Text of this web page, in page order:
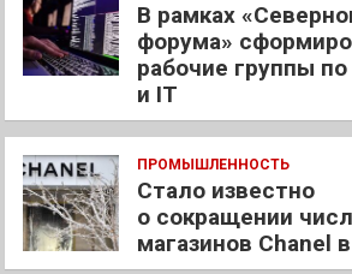
В рамках
форума»
рабочие группы
и IT
ПРОМЫШЛЕННОСТЬ
Стало известно
о сокращении
магазинов Chanel